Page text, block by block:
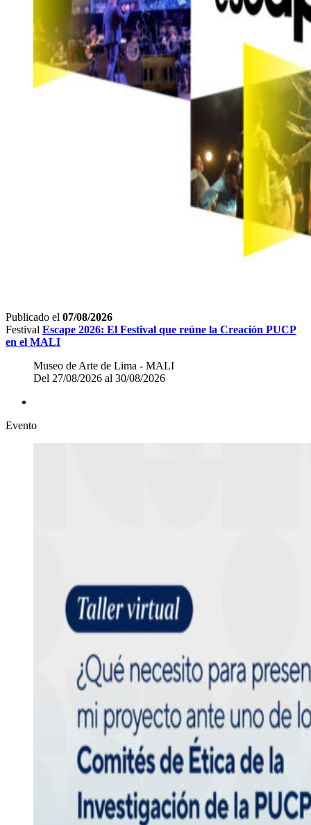
Publicado el 07/08/2026
Festival Escape 2026: El Festival que reúne la Creación PUCP
en el MALI
Museo de Arte de Lima - MALI
Del 27/08/2026 al 30/08/2026
Evento